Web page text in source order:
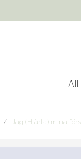
All
Jag (Hjärta) mina